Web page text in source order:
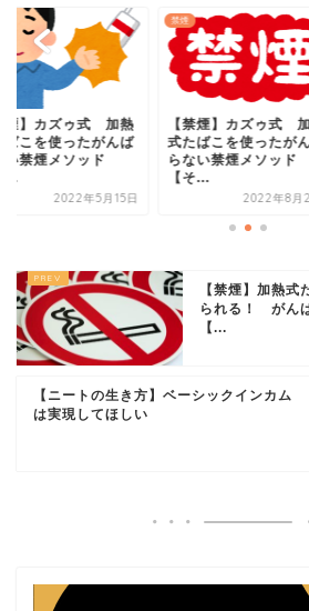
煙】カズゥ式 加熱
ばこを使ったがんば
い禁煙メソッド
...
2022年5月15日
禁煙
【禁煙】カズゥ式
式たばこを使ったが
らない禁煙メソッド
【そ...
2022年8月
【禁煙】加熱式
られる！ がん
【...
【ニートの生き方】ベーシックインカム
は実現してほしい